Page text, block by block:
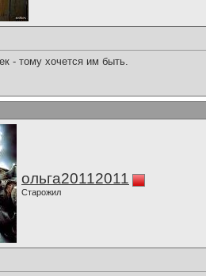
- тому хочется им быть.
ольга20112011
Старожил